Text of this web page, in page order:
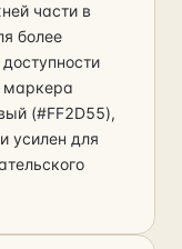
части в
более
маркера
(#FF2D55),
усилен для